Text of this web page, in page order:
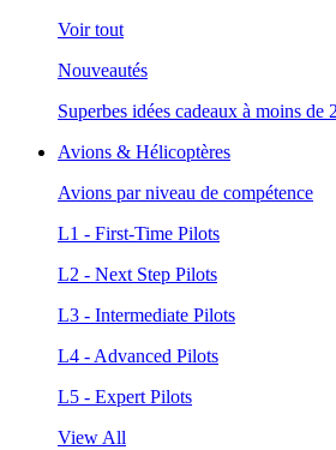
Voir tout
Nouveautés
Superbes idées cadeaux à moins de
Avions & Hélicoptères
Avions par niveau de compétence
L1 - First-Time Pilots
L2 - Next Step Pilots
L3 - Intermediate Pilots
L4 - Advanced Pilots
L5 - Expert Pilots
View All